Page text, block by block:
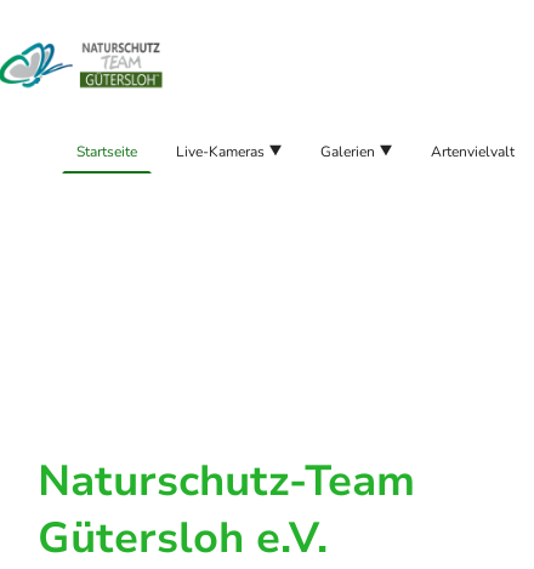
Startseite Live-Kameras Galerien Artenvielvalt
Naturschutz-Team
Gütersloh e.V.